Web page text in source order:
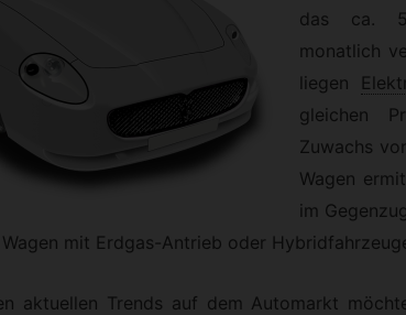
das ca.
monatlich
liegen
gleichen
Zuwachs
Wagen
im
mit Erdgas-Antrieb oder
aktuellen Trends auf dem Automarkt